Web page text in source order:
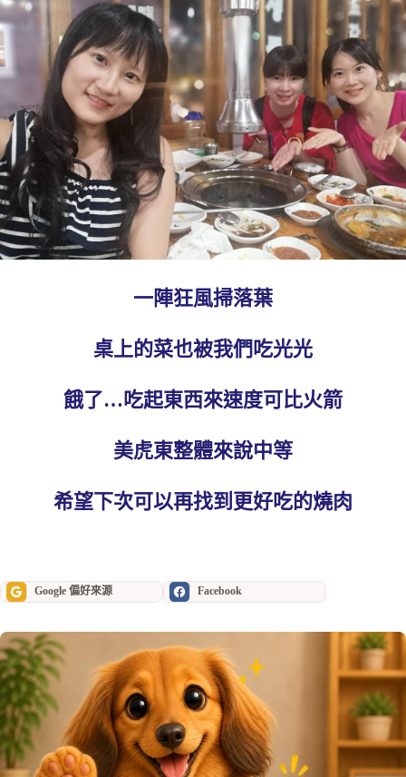
一陣狂風掃落葉
桌上的菜也被我們吃光光
餓了…吃起東西來速度可比火箭
美虎東整體來說中等
希望下次可以再找到更好吃的燒肉
Google 偏好來源 Facebook